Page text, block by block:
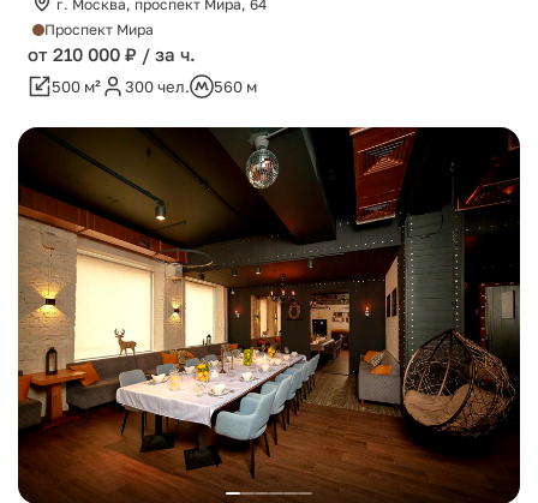
г. Москва, проспект Мира, 64
Проспект Мира
от 210 000 ₽ / за ч.
500 м² 300 чел. 560 м